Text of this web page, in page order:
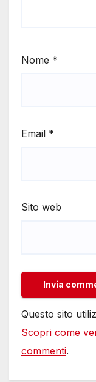
Nome *
Email *
Sito web
Questo sito
Scopri come
commenti.